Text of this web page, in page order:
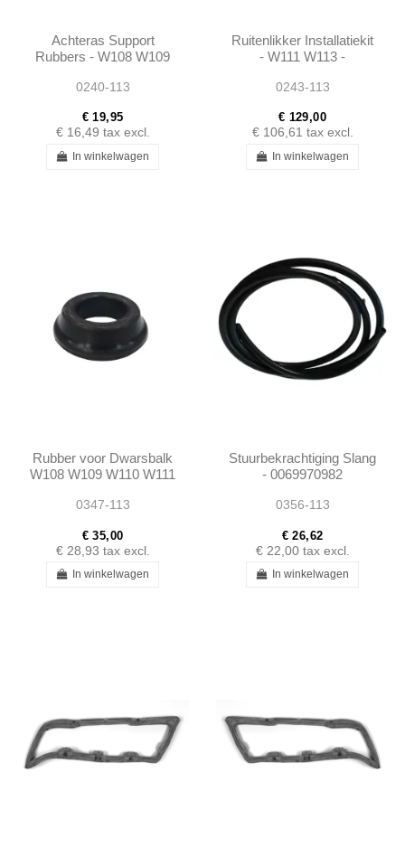
Achteras Support
Rubbers - W108 W109
1113510444
0240-113
€ 19,95
€ 16,49 tax excl.
In winkelwagen
Ruitenlikker Installatiekit
- W111 W113 -
0243-113
€ 129,00
€ 106,61 tax excl.
In winkelwagen
Rubber voor Dwarsbalk
W108 W109 W110 W111
1113510448
0347-113
€ 35,00
€ 28,93 tax excl.
In winkelwagen
Stuurbekrachtiging Slang
- 0069970982
0356-113
€ 26,62
€ 22,00 tax excl.
In winkelwagen